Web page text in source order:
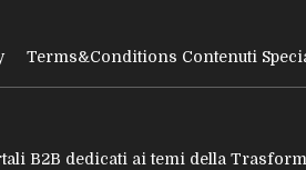
Terms&Conditions Contenuti
B2B dedicati ai temi della